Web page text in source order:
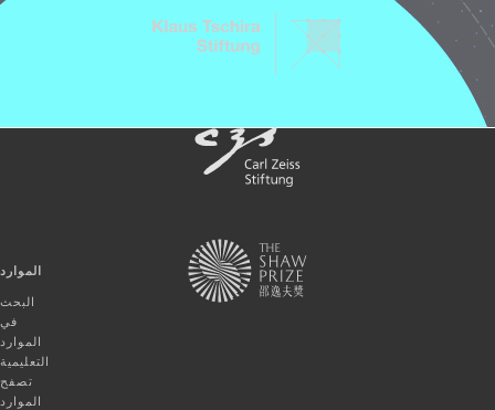
الموارد
البحث
في
الموارد
التعليمية
تصفح
الموارد